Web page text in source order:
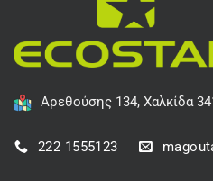
Αρεθούσης 134, Χαλκίδα
222 1555123